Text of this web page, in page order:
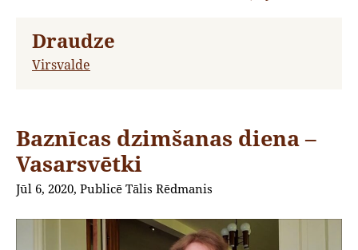
Draudze
Virsvalde
Baznīcas dzimšanas diena –
Vasarsvētki
Jūl 6, 2020, Publicē Tālis Rēdmanis